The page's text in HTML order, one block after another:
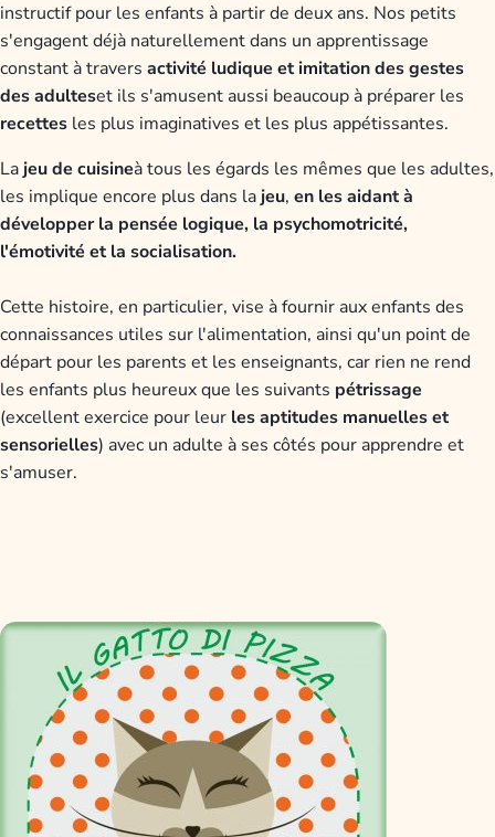
instructif pour les enfants à partir de deux ans. Nos petits
s'engagent déjà naturellement dans un apprentissage
constant à travers activité ludique et imitation des gestes
des adulteset ils s'amusent aussi beaucoup à préparer les
recettes les plus imaginatives et les plus appétissantes.
Lajeu de cuisineà tous les égards les mêmes que les adultes,
les implique encore plus dans lajeu, en les aidant à
développer la pensée logique, la psychomotricité,
l'émotivité et la socialisation.
Cette histoire, en particulier, vise à fournir aux enfants des
connaissances utiles sur l'alimentation, ainsi qu'un point de
départ pour les parents et les enseignants, car rien ne rend
les enfants plus heureux que les suivants pétrissage
(excellent exercice pour leur les aptitudes manuelles et
sensorielles) avec un adulte à ses côtés pour apprendre et
s'amuser.